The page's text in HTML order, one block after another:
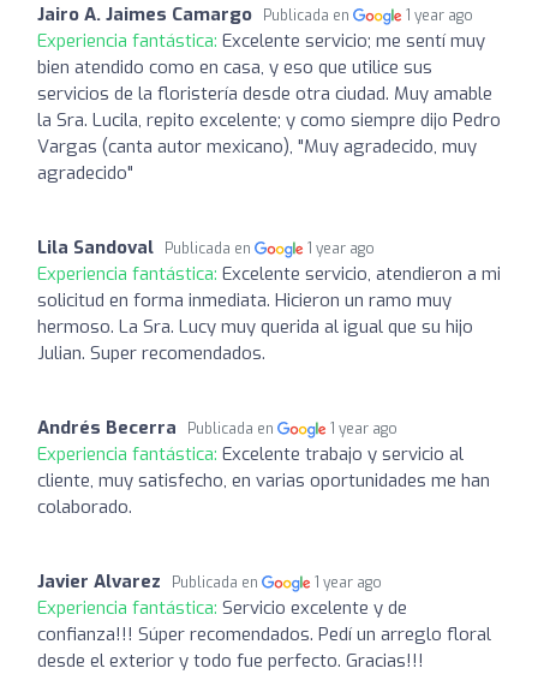
Jairo A. Jaimes Camargo Publicada en 1 year ago
Experiencia fantástica: Excelente servicio; me sentí muy
bien atendido como en casa, y eso que utilice sus
servicios de la floristería desde otra ciudad. Muy amable
la Sra. Lucila, repito excelente; y como siempre dijo Pedro
Vargas (canta autor mexicano), "Muy agradecido, muy
agradecido"
Lila Sandoval Publicada en 1 year ago
Experiencia fantástica: Excelente servicio, atendieron a mi
solicitud en forma inmediata. Hicieron un ramo muy
hermoso. La Sra. Lucy muy querida al igual que su hijo
Julian. Super recomendados.
Andrés Becerra Publicada en 1 year ago
Experiencia fantástica: Excelente trabajo y servicio al
cliente, muy satisfecho, en varias oportunidades me han
colaborado.
Javier Alvarez Publicada en 1 year ago
Experiencia fantástica: Servicio excelente y de
confianza!!! Súper recomendados. Pedí un arreglo floral
desde el exterior y todo fue perfecto. Gracias!!!